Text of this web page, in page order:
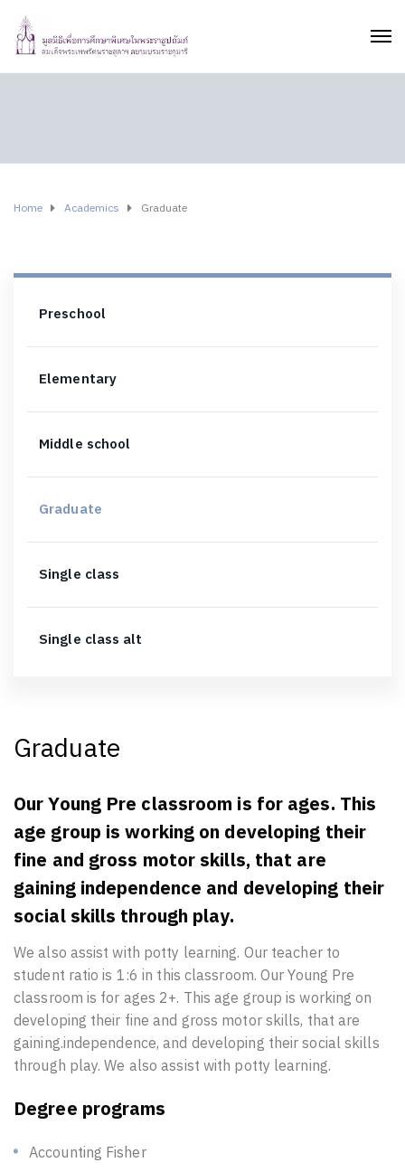
Home Academics Graduate
Graduate
Our Young Pre classroom is for ages. This
age group is working on developing their
fine and gross motor skills, that are
gaining independence and developing their
social skills through play.
We also assist with potty learning. Our teacher to
student ratio is 1:6 in this classroom. Our Young Pre
classroom is for ages 2+. This age group is working on
developing their fine and gross motor skills, that are
gaining.independence, and developing their social skills
through play. We also assist with potty learning.
Degree programs
Accounting Fisher
Preschool
Elementary
Middle school
Graduate
Single class
Single class alt